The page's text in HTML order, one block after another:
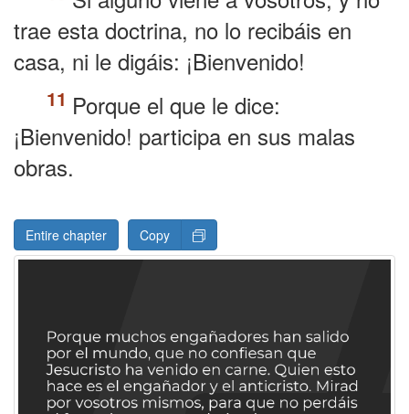
trae esta doctrina, no lo recibáis en
casa, ni le digáis: ¡Bienvenido!
Porque el que le dice:
¡Bienvenido! participa en sus malas
obras.
Entire chapter Copy